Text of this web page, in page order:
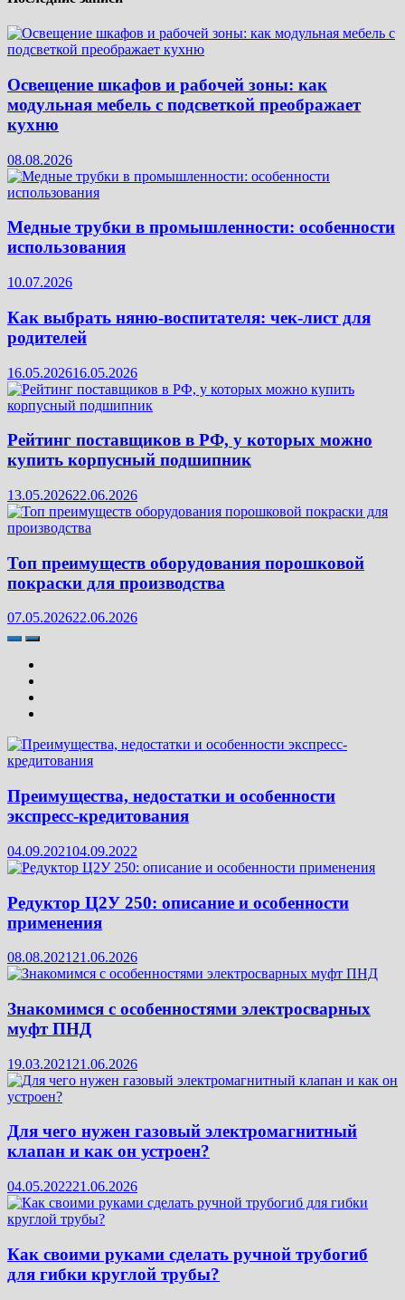
Освещение шкафов и рабочей зоны: как
модульная мебель с подсветкой преображает
кухню
08.08.2026
Медные трубки в промышленности: особенности
использования
10.07.2026
Как выбрать няню-воспитателя: чек‑лист для
родителей
16.05.202616.05.2026
Рейтинг поставщиков в РФ, у которых можно
купить корпусный подшипник
13.05.202622.06.2026
Топ преимуществ оборудования порошковой
покраски для производства
07.05.202622.06.2026
Преимущества, недостатки и особенности
экспресс-кредитования
04.09.202104.09.2022
Редуктор Ц2У 250: описание и особенности
применения
08.08.2021 21.06.2026
Знакомимся с особенностями электросварных
муфт ПНД
19.03.2021 21.06.2026
Для чего нужен газовый электромагнитный
клапан и как он устроен?
04.05.202221.06.2026
Как своими руками сделать ручной трубогиб
для гибки круглой трубы?